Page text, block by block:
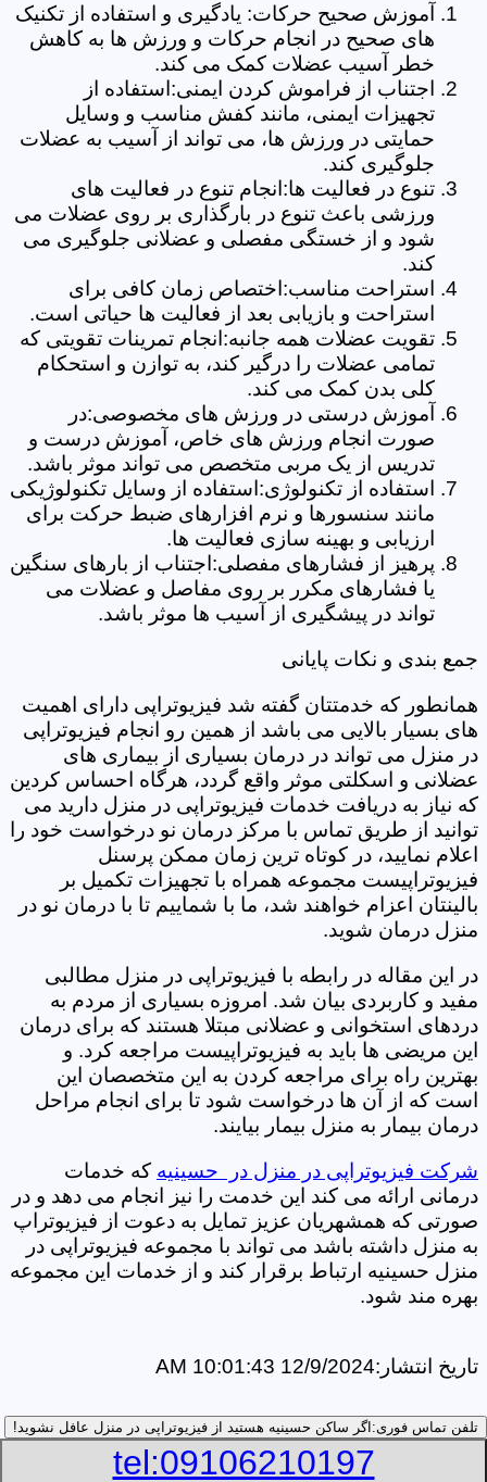
آموزش صحیح حرکات: یادگیری و استفاده از تکنیک
های صحیح در انجام حرکات و ورزش ها به کاهش
خطر آسیب عضلات کمک می کند.
اجتناب از فراموش کردن ایمنی:استفاده از
تجهیزات ایمنی، مانند کفش مناسب و وسایل
حمایتی در ورزش ها، می تواند از آسیب به عضلات
جلوگیری کند.
تنوع در فعالیت ها:انجام تنوع در فعالیت های
ورزشی باعث تنوع در بارگذاری بر روی عضلات می
شود و از خستگی مفصلی و عضلانی جلوگیری می
کند.
استراحت مناسب:اختصاص زمان کافی برای
استراحت و بازیابی بعد از فعالیت ها حیاتی است.
تقویت عضلات همه جانبه:انجام تمرینات تقویتی که
تمامی عضلات را درگیر کند، به توازن و استحکام
کلی بدن کمک می کند.
آموزش درستی در ورزش های مخصوصی:در
صورت انجام ورزش های خاص، آموزش درست و
تدریس از یک مربی متخصص می تواند موثر باشد.
استفاده از تکنولوژی:استفاده از وسایل تکنولوژیکی
مانند سنسورها و نرم افزارهای ضبط حرکت برای
ارزیابی و بهینه سازی فعالیت ها.
پرهیز از فشارهای مفصلی:اجتناب از بارهای سنگین
یا فشارهای مکرر بر روی مفاصل و عضلات می
تواند در پیشگیری از آسیب ها موثر باشد.
جمع بندی و نکات پایانی
همانطور که خدمتتان گفته شد فیزیوتراپی دارای اهمیت
های بسیار بالایی می باشد از همین رو انجام فیزیوتراپی
در منزل می تواند در درمان بسیاری از بیماری های
عضلانی و اسکلتی موثر واقع گردد، هرگاه احساس کردین
که نیاز به دریافت خدمات فیزیوتراپی در منزل دارید می
توانید از طریق تماس با مرکز درمان نو درخواست خود را
اعلام نمایید، در کوتاه ترین زمان ممکن پرسنل
فیزیوتراپیست مجموعه همراه با تجهیزات تکمیل بر
بالینتان اعزام خواهند شد، ما با شماییم تا با درمان نو در
منزل درمان شوید.
در این مقاله در رابطه با فیزیوتراپی در منزل مطالبی
مفید و کاربردی بیان شد. امروزه بسیاری از مردم به
دردهای استخوانی و عضلانی مبتلا هستند که برای درمان
این مریضی ها باید به فیزیوتراپیست مراجعه کرد. و
بهترین راه برای مراجعه کردن به این متخصصان این
است که از آن ها درخواست شود تا برای انجام مراحل
درمان بیمار به منزل بیمار بیایند.
شرکت فیزیوتراپی در منزل در حسینیه که خدمات
درمانی ارائه می کند این خدمت را نیز انجام می دهد و در
صورتی که همشهریان عزیز تمایل به دعوت از فیزیوتراپ
به منزل داشته باشد می تواند با مجموعه فیزیوتراپی در
منزل حسینیه ارتباط برقرار کند و از خدمات این مجموعه
بهره مند شود.
تاریخ انتشار:12/9/2024 10:01:43 AM
تلفن تماس فوری: اگر ساکن حسینیه هستید از فیزیوتراپی در منزل عافل نشوید!
tel:09106210197